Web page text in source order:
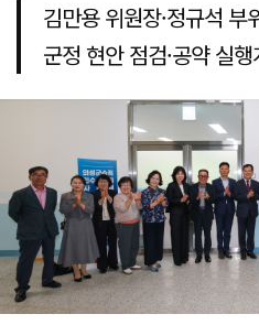
김만용 위원장·정규석 부
군정 현안 점검·공약 실